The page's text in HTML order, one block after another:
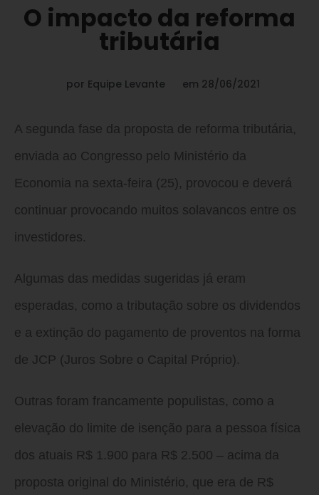
O impacto da reforma
tributária
por Equipe Levante em 28/06/2021
A segunda fase da proposta de reforma tributária,
enviada ao Congresso pelo Ministério da
Economia na sexta-feira (25), provocou e deverá
continuar provocando muitos solavancos entre os
investidores.
Algumas das medidas sugeridas já eram
esperadas, como a tributação sobre os dividendos
e a extinção do pagamento de proventos na forma
de JCP (Juros Sobre o Capital Próprio).
Outras foram francamente populistas, como a
elevação do limite de isenção para a pessoa física
dos atuais R$ 1.900 para R$ 2.500 – acima da
proposta original do Ministério, que era de R$